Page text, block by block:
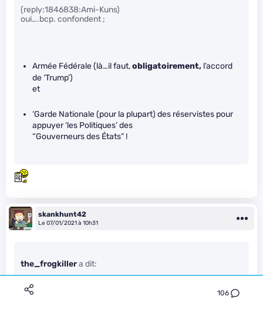
106
(reply:1846838:Ami-Kuns)
oui….bcp. confondent ;
Armée Fédérale (là…il faut,obligatoirement, l’accord
de ‘Trump’)
et
‘Garde Nationale (pour la plupart) des réservistes pour
appuyer ‘les Politiques’ des
“Gouverneurs des États” !
skankhunt42
Le 07/01/2021 à 10h31
the_frogkillera dit:
Dans un système démocratique c’est aux citoyens de faire
90% du job et de se responsabiliser. Ce n’est pas le politique